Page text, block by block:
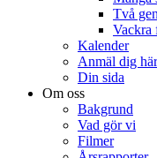
Två
Vackra
Kalender
Anmäl dig
Din sida
Om oss
Bakgrund
Vad gör vi
Filmer